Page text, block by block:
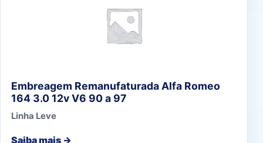
Embreagem Remanufaturada Alfa Romeo
164 3.0 12v V6 90 a 97
Linha Leve
Saiba mais →